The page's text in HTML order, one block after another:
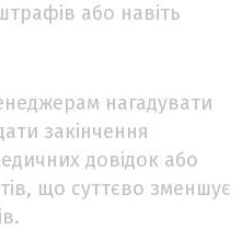
або навіть
нагадувати
закінчення
довідок або
що суттєво зменшує